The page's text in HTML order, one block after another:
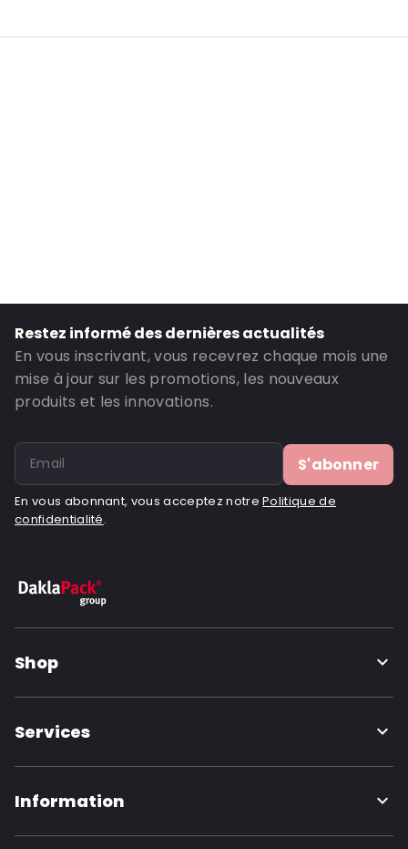
Référence: OT153
Surface décriture: Avec zone décriture
Informations complémentaires: Surfaces décriture
ID de commande: OT153
Restez informé des dernières actualités
En vous inscrivant, vous recevrez chaque mois une
mise à jour sur les promotions, les nouveaux
produits et les innovations.
S'abonner
En vous abonnant, vous acceptez notrePolitique de
confidentialité.
Shop
Services
Information